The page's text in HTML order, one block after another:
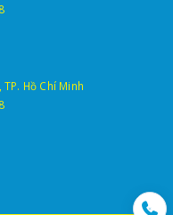
Hồ Chí Minh